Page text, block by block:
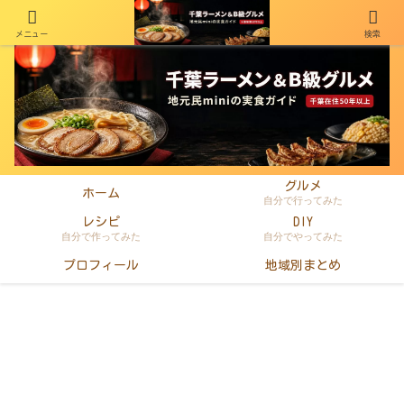
千葉在住50年以上のminiがラーメン・町中華・B級グルメを本音レビュー
ホーム
グルメ
自分で行ってみた
レシピ
自分で作ってみた
DIY
自分でやってみた
プロフィール 地域別まとめ
メニュー 検索